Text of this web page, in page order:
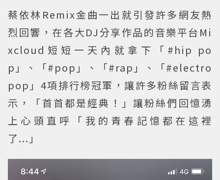
蔡依林Remix金曲一出就引發許多網友熱
烈回響，在各大DJ分享作品的音樂平台Mi
xcloud短短一天內就拿下「#hip po
p」、「#pop」、「#rap」、「#electro
pop」4項排行榜冠軍，讓許多粉絲留言表
示，「首首都是經典！」讓粉絲們回憶湧
上心頭直呼「我的青春記憶都在這裡
了...」